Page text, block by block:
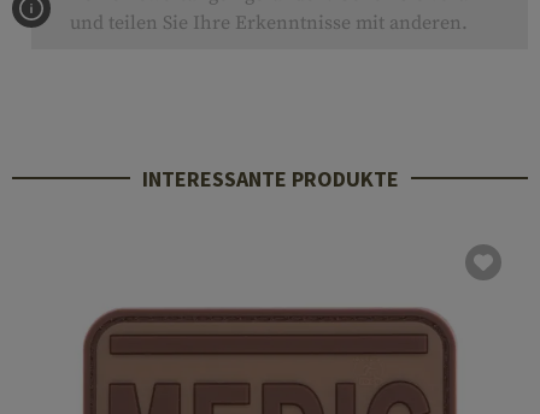
und teilen Sie Ihre Erkenntnisse mit anderen.
INTERESSANTE PRODUKTE